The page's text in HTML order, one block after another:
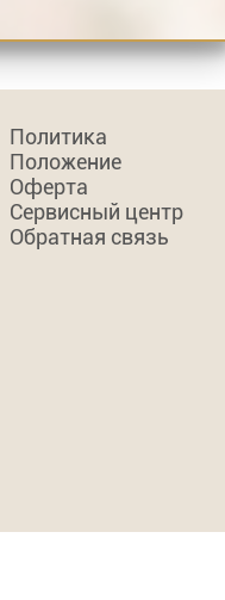
Политика
Положение
Оферта
Сервисный центр
Обратная связь